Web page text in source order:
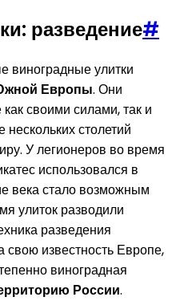
разведение#
виноградные улитки
Европы. Они
своими силами, так и
столетий
У легионеров во время
использовался в
века стало возможным
улиток разводили
разведения
свою известность Европе,
виноградная
России.